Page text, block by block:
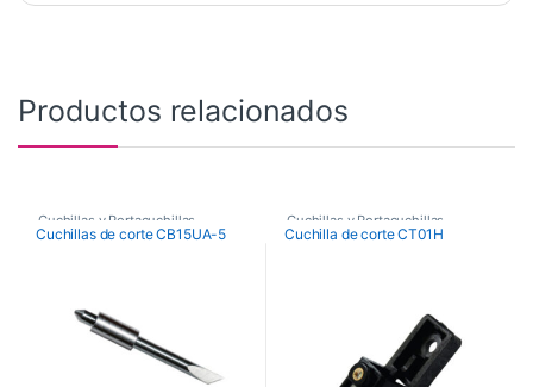
Productos relacionados
Cuchillas y Portacuchillas
Graphtec
Cuchillas de corte CB15UA-5
Cuchillas y Portacuchillas
Graphtec
Cuchilla de corte CT01H